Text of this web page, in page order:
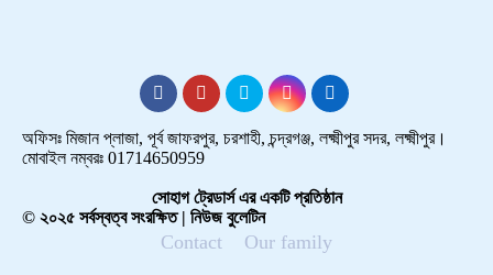
অফিসঃ মিজান প্লাজা, পূর্ব জাফরপুর, চরশাহী, চন্দ্রগঞ্জ, লক্ষ্মীপুর সদর, লক্ষ্মীপুর।
মোবাইল নম্বরঃ 01714650959
সোহাগ ট্রেডার্স এর একটি প্রতিষ্ঠান
© ২০২৫ সর্বস্বত্ব সংরক্ষিত | নিউজ বুলেটিন
Contact Our family